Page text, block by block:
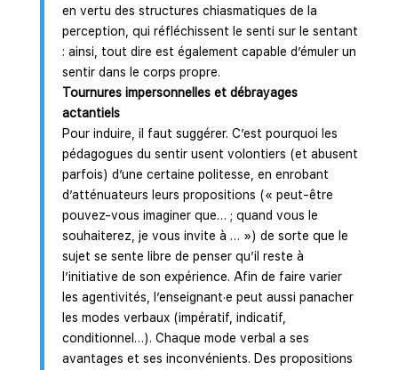
en vertu des structures chiasmatiques de la
perception, qui réfléchissent le senti sur le sentant
: ainsi, tout dire est également capable d’émuler un
sentir dans le corps propre.
Tournures impersonnelles et débrayages
actantiels
Pour induire, il faut suggérer. C’est pourquoi les
pédagogues du sentir usent volontiers (et abusent
parfois) d’une certaine politesse, en enrobant
d’atténuateurs leurs propositions (« peut-être
pouvez-vous imaginer que… ; quand vous le
souhaiterez, je vous invite à … ») de sorte que le
sujet se sente libre de penser qu’il reste à
l’initiative de son expérience. Afin de faire varier
les agentivités, l’enseignant·e peut aussi panacher
les modes verbaux (impératif, indicatif,
conditionnel…). Chaque mode verbal a ses
avantages et ses inconvénients. Des propositions